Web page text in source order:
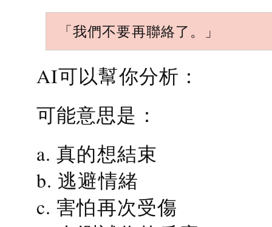
「我們不要再聯絡了。」
AI可以幫你分析：
可能意思是：
a. 真的想結束
b. 逃避情緒
c. 害怕再次受傷